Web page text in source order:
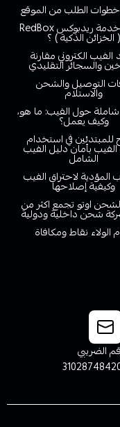
الطلب من الموقع
ما هي خدمة ريدبوكس RedBox
( الخزائن الذكية ) ؟
الفيب الكتروني مقارنة
والسجائر التقليدي
التوصيل والشحن
والاستلام
حول الفيب: ما هو،
وكيف يعمل؟
للمبتدئين في استخدام
بأمان دليل الفيب
الشامل
المؤدية لاحتراق الفيب
وكيفية إصلاحها
اوتو تجمع اكثر من
الولاء نقاط ومكافاة
الضريبي